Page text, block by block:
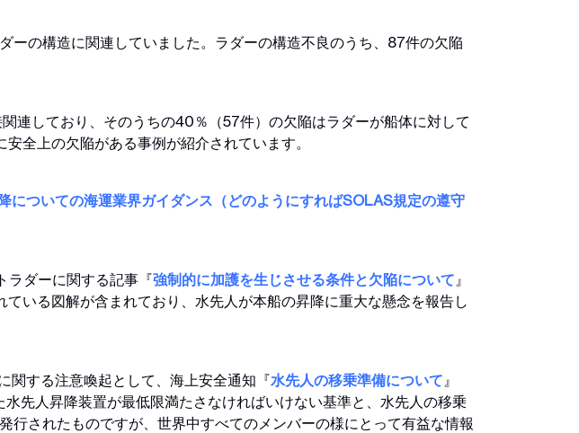
ーの構造に関連していました。ラダーの構造不良のうち、87件の欠陥
連しており、そのうちの40％（57件）の欠陥はラダーが船体に対して
全上の欠陥がある事例が紹介されています。
についての海運業界ガイダンス（どのようにすればSOLAS規定の遵守
ラダーに関する記事『強制的に加護を生じさせる条件と欠陥について』
いる図解が含まれており、水先人が本船の昇降に重大な懸念を報告し
関する注意喚起として、海上安全通知『水先人の移乗準備について』
先人昇降装置が最低限満たさなければいけない基準と、水先人の移乗
行されたものですが、世界中すべてのメンバーの様にとって有益な情報